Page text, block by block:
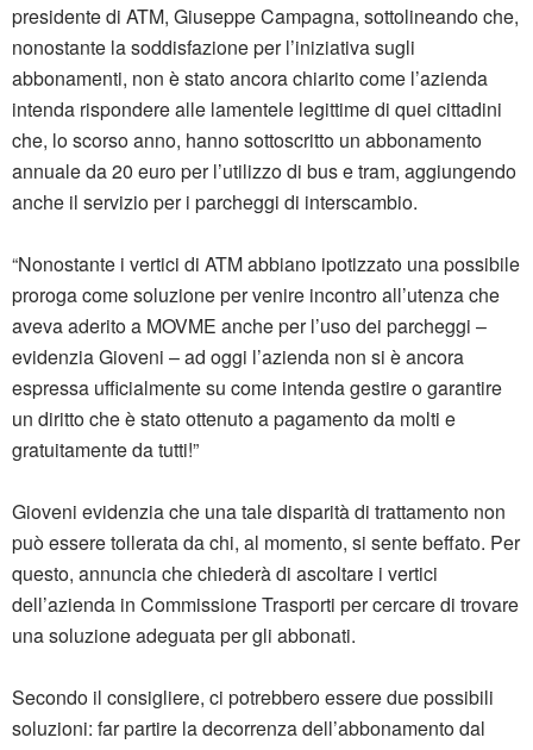
presidente di ATM, Giuseppe Campagna, sottolineando che,
nonostante la soddisfazione per l’iniziativa sugli
abbonamenti, non è stato ancora chiarito come l’azienda
intenda rispondere alle lamentele legittime di quei cittadini
che, lo scorso anno, hanno sottoscritto un abbonamento
annuale da 20 euro per l’utilizzo di bus e tram, aggiungendo
anche il servizio per i parcheggi di interscambio.
“Nonostante i vertici di ATM abbiano ipotizzato una possibile
proroga come soluzione per venire incontro all’utenza che
aveva aderito a MOVME anche per l’uso dei parcheggi –
evidenzia Gioveni – ad oggi l’azienda non si è ancora
espressa ufficialmente su come intenda gestire o garantire
un diritto che è stato ottenuto a pagamento da molti e
gratuitamente da tutti!”
Gioveni evidenzia che una tale disparità di trattamento non
può essere tollerata da chi, al momento, si sente beffato. Per
questo, annuncia che chiederà di ascoltare i vertici
dell’azienda in Commissione Trasporti per cercare di trovare
una soluzione adeguata per gli abbonati.
Secondo il consigliere, ci potrebbero essere due possibili
soluzioni: far partire la decorrenza dell’abbonamento dal